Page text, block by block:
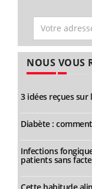
NOUS VOUS
3 idées reçues
Diabète :
Infections
patients sans